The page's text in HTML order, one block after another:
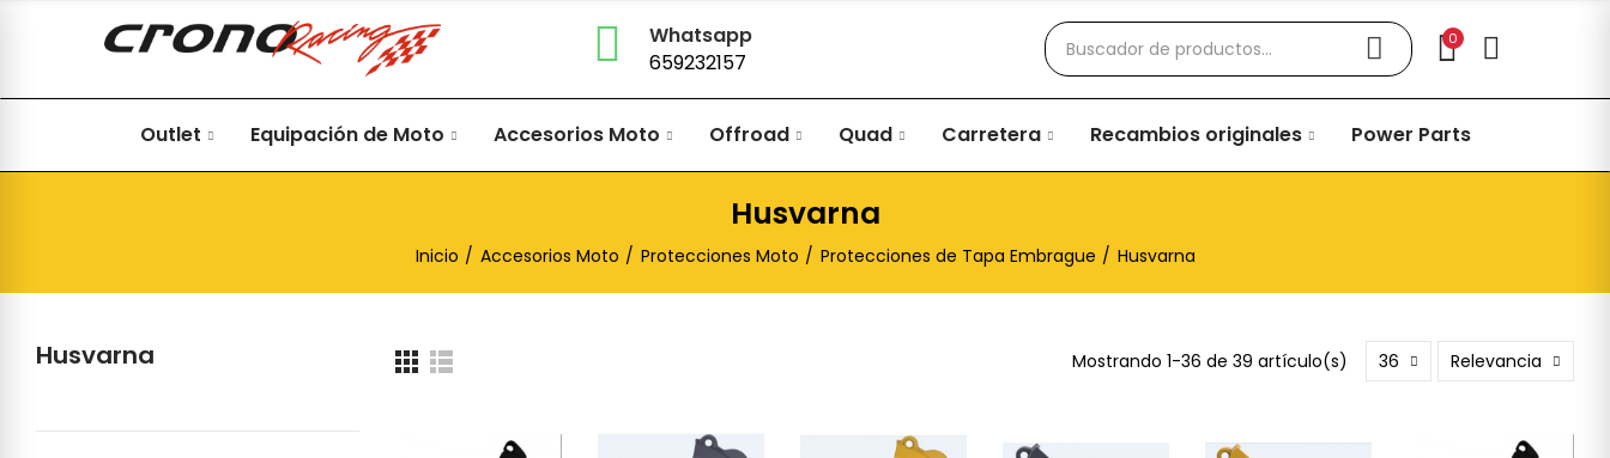
Whatsapp
659232157
0
Outlet Equipación de Moto Accesorios Moto Offroad Quad Carretera Recambios originales Power Parts
Husvarna
Inicio Accesorios Moto Protecciones Moto Protecciones de Tapa Embrague Husvarna
Mostrando 1-36 de 39 artículo(s) 36 Relevancia
Husvarna